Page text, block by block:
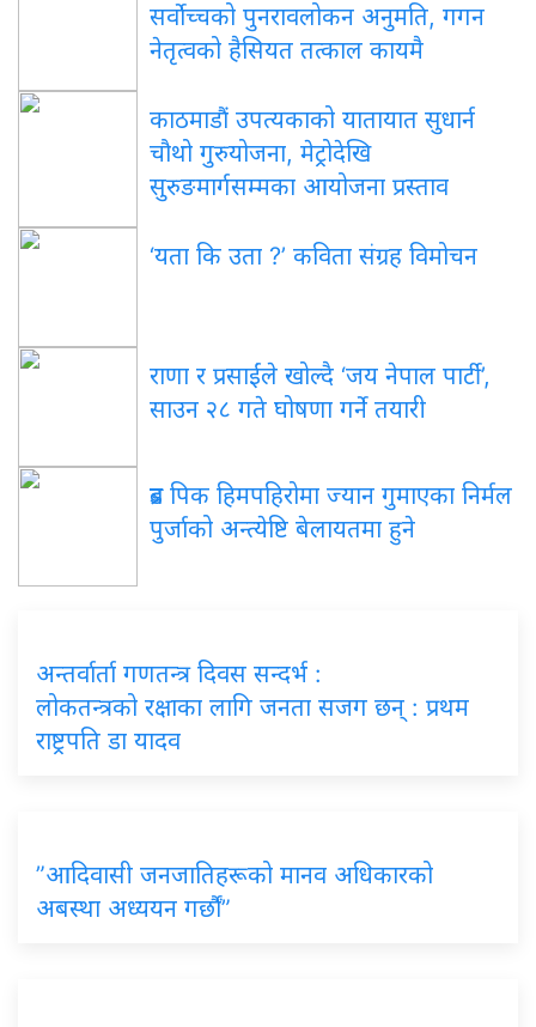
सर्वोच्चको पुनरावलोकन अनुमति, गगन
नेतृत्वको हैसियत तत्काल कायमै
काठमाडौं उपत्यकाको यातायात सुधार्न
चौथो गुरुयोजना, मेट्रोदेखि
सुरुङमार्गसम्मका आयोजना प्रस्ताव
‘यता कि उता ?’ कविता संग्रह विमोचन
राणा र प्रसाईंले खोल्दै ‘जय नेपाल पार्टी’,
साउन २८ गते घोषणा गर्ने तयारी
ब्रड पिक हिमपहिरोमा ज्यान गुमाएका निर्मल
पुर्जाको अन्त्येष्टि बेलायतमा हुने
अन्तर्वार्ता गणतन्त्र दिवस सन्दर्भ :
लोकतन्त्रको रक्षाका लागि जनता सजग छन् : प्रथम
राष्ट्रपति डा यादव
”आदिवासी जनजातिहरूको मानव अधिकारको
अबस्था अध्ययन गर्छौं”